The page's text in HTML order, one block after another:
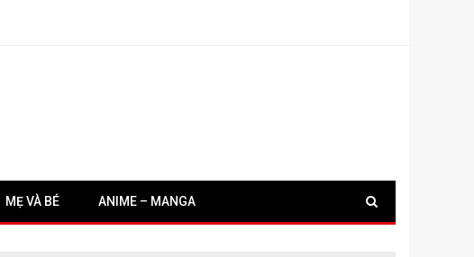
MẸ VÀ BÉ ANIME – MANGA